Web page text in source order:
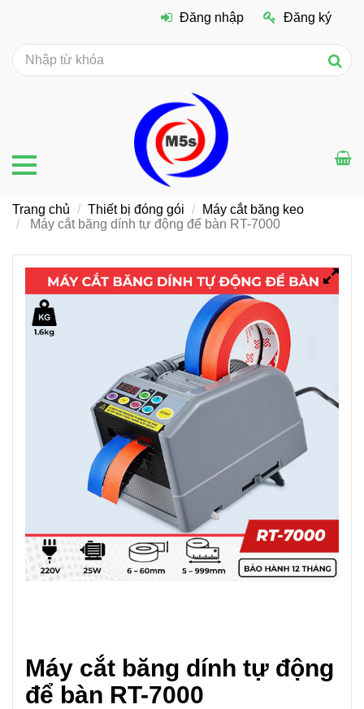
Máy cắt băng dính tự động
để bàn RT-7000
Đăng nhập Đăng ký
Trang chủ Thiết bị đóng gói
Máy cắt băng keo
Máy cắt băng dính tự động để bàn RT-7000